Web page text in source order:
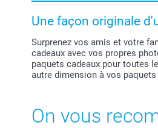
Une façon originale
Surprenez vos amis et votre
cadeaux avec vos propres
paquets cadeaux pour toutes
autre dimension à vos
On vous